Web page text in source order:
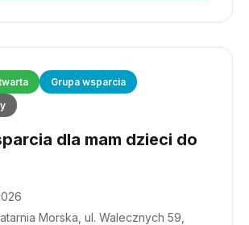
Grupa wsparcia
dla mam dzieci do
Morska, ul. Walecznych 59,